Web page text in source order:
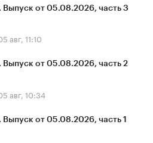
от 05.08.2026, часть 3
авг, 11:10
от 05.08.2026, часть 2
авг, 10:34
от 05.08.2026, часть 1